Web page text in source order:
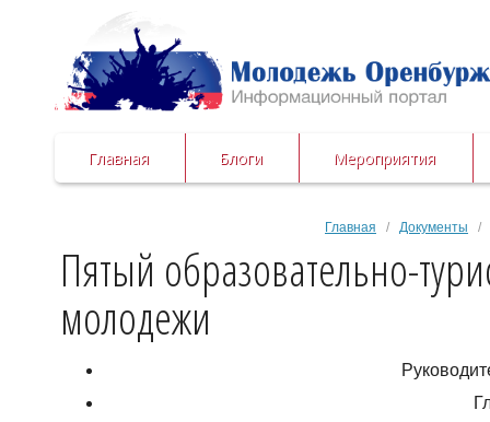
Главная Блоги Мероприятия
Главная / Документы /
Пятый образовательно-
молодежи